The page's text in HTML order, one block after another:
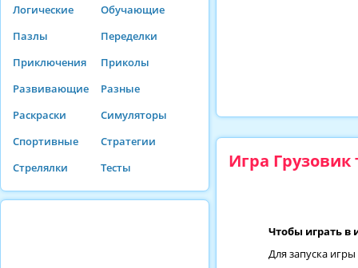
Логические
Обучающие
Пазлы
Переделки
Приключения
Приколы
Развивающие
Разные
Раскраски
Симуляторы
Спортивные
Стратегии
Стрелялки
Тесты Игра
Чтобы играть в
Для запуска